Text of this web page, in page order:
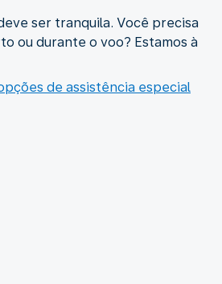
ser tranquila. Você precisa
ou durante o voo? Estamos à
de assistência especial